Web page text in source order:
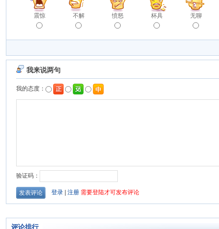
震惊 不解 愤怒 杯具 无聊
评论排行